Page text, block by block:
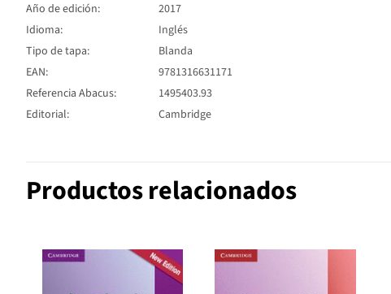
Año de edición:
2017
Idioma:
Inglés
Tipo de tapa:
Blanda
EAN:
9781316631171
Referencia Abacus:
1495403.93
Editorial:
Cambridge
Productos relacionados